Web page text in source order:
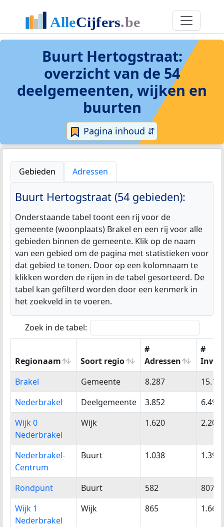
Buurt Hertogstraat:
overzicht van de 54
deelgemeenten, wijken en
buurten
Pagina inhoud ⇵
Gebieden Adressen
Buurt Hertogstraat (54 gebieden):
Onderstaande tabel toont een rij voor de
gemeente (woonplaats) Brakel en een rij voor alle
gebieden binnen de gemeente. Klik op de naam
van een gebied om de pagina met statistieken voor
dat gebied te tonen. Door op een kolomnaam te
klikken worden de rijen in de tabel gesorteerd. De
tabel kan gefilterd worden door een kenmerk in
het zoekveld in te voeren.
Zoek in de tabel:
Regionaam Soort regio
#
Adressen
#
Regionaam
Soort regio
#
Adressen
#
Brakel Gemeente 8.287
Nederbrakel
Deelgemeente 3.852
6.491
Wijk 0
Nederbrakel
Wijk 1.620 2.201
Nederbrakel-
Centrum
Buurt 1.038 1.394
Rondpunt Buurt 582
807
Wijk 1
Nederbrakel
Wijk 865 1.664